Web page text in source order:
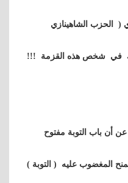
الحزب الشاهينازي
في شخص هذه القزمة !!!
أن باب التوبة مفتوح
المغضوب عليه ( التوبة )